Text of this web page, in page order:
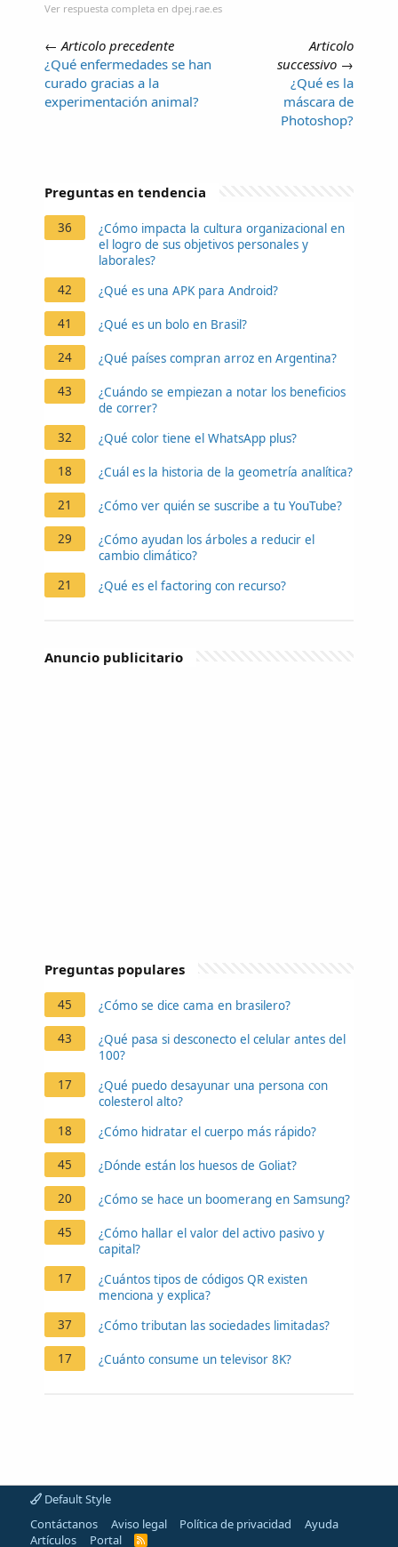
Ver respuesta completa en dpej.rae.es
←Articolo precedente
¿Qué enfermedades se han
curado gracias a la
experimentación animal?
Articolo
successivo →
¿Qué es la
máscara de
Photoshop?
Preguntas en tendencia
36
¿Cómo impacta la cultura organizacional en
el logro de sus objetivos personales y
laborales?
42
¿Qué es una APK para Android?
41 ¿Qué es un bolo en Brasil?
24 ¿Qué países compran arroz en Argentina?
43
¿Cuándo se empiezan a notar los beneficios
de correr?
32
¿Qué color tiene el WhatsApp plus?
18 ¿Cuál es la historia de la geometría analítica?
21 ¿Cómo ver quién se suscribe a tu YouTube?
29
¿Cómo ayudan los árboles a reducir el
cambio climático?
21
¿Qué es el factoring con recurso?
Anuncio publicitario
Preguntas populares
45 ¿Cómo se dice cama en brasilero?
43
¿Qué pasa si desconecto el celular antes del
100?
17
¿Qué puedo desayunar una persona con
colesterol alto?
18
¿Cómo hidratar el cuerpo más rápido?
45 ¿Dónde están los huesos de Goliat?
20 ¿Cómo se hace un boomerang en Samsung?
45
¿Cómo hallar el valor del activo pasivo y
capital?
17
¿Cuántos tipos de códigos QR existen
menciona y explica?
37
¿Cómo tributan las sociedades limitadas?
17 ¿Cuánto consume un televisor 8K?
Default Style
Contáctanos
Aviso legal Política de privacidad
Ayuda
Artículos
Portal
R